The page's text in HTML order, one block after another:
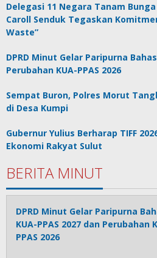
Delegasi 11 Negara Tanam
Caroll Senduk Tegaskan
Waste”
DPRD Minut Gelar Paripurna
Perubahan KUA-PPAS 2026
Sempat Buron, Polres Morut
di Desa Kumpi
Gubernur Yulius Berharap TIFF
Ekonomi Rakyat Sulut
BERITA MINUT
DPRD Minut Gelar Paripurna
KUA-PPAS 2027 dan Perubahan
PPAS 2026